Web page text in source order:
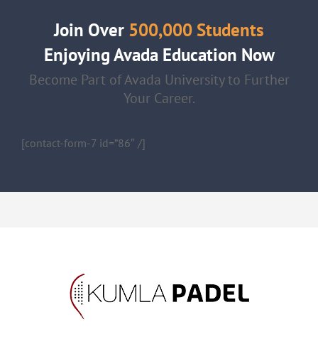
Join Over 500,000 Students
Enjoying Avada Education Now
Become Part of Avada University to Further
Your Career.
[contact-form-7 id=”86″ /]